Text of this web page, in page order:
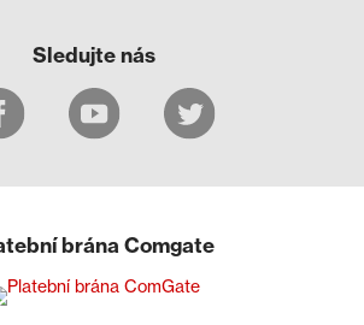
Sledujte nás
brána Comgate